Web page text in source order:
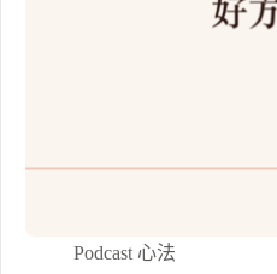
Podcast 心法